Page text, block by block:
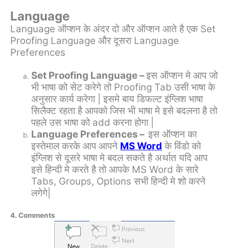
Language
Language ऑप्शन के अंदर दो और ऑप्शन आते है एक Set
Proofing Language और दूसरा Language
Preferences
Set Proofing Language –इस ऑप्शन मे आप जो
भी भाषा को सेट करेगे तो Proofing Tab उसी भाषा के
अनुसार कार्य करेगा | इसमे बाय डिफल्ट इंग्लिश भाषा
सिलैक्ट रहता है आपको जिस भी भाषा मे इसे बदलना है तो
पहले उस भाषा को add करना होगा |
Language Preferences –इस ऑप्शन का
इस्तेमाल करके आप आपने MS Word के विंडो को
इंग्लिश से दूसरे भाषा मे बदल सकते है अर्थात यदि आप
इसे हिन्दी मे करते है तो आपके MS Word के सारे
Tabs, Groups, Options सभी हिन्दी मे शो करने
लगेगे|
4. Comments